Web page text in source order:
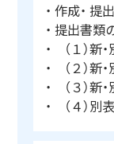
・ 作成・ 提
・ 提出書類
・ （１）新
・ （２）新
・ （３）新
・ （４）別